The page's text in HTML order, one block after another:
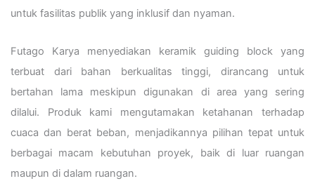
untuk fasilitas publik yang inklusif dan nyaman.
Futago Karya menyediakan keramik guiding block yang
terbuat dari bahan berkualitas tinggi, dirancang untuk
bertahan lama meskipun digunakan di area yang sering
dilalui. Produk kami mengutamakan ketahanan terhadap
cuaca dan berat beban, menjadikannya pilihan tepat untuk
berbagai macam kebutuhan proyek, baik di luar ruangan
maupun di dalam ruangan.